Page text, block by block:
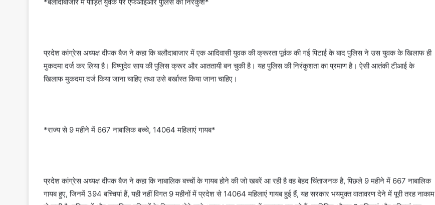
प्रदेश कांग्रेस अध्यक्ष दीपक बैज ने कहा कि बलौदाबाजार में एक आदिवासी युवक की क्रूरता पूर्वक की गई पिटाई के बाद पुलिस ने उस युवक के खिलाफ ही
मुकदमा दर्ज कर लिया है। विष्णुदेव साय की पुलिस क्रूर और आततायी बन चुकी है। यह पुलिस की निरंकुशता का प्रमाण है। ऐसी आतंकी टीआई के
खिलाफ मुकदमा दर्ज किया जाना चाहिए तथा उसे बर्खास्त किया जाना चाहिए।
*राज्य से 9 महीने में 667 नाबालिक बच्चे, 14064 महिलाएं गायब*
प्रदेश कांग्रेस अध्यक्ष दीपक बैज ने कहा कि नाबालिक बच्चों के गायब होने की जो खबरें आ रही है वह बेहद चिंताजनक है, पिछले 9 महीने में 667 नाबालिक
गायब हुए, जिनमें 394 बच्चियां हैं, यही नहीं विगत 9 महीनों में प्रदेश से 14064 महिलाएं गायब हुई हैं, यह सरकार भयमुक्त वातावरण देने में पूरी तरह नाकाम